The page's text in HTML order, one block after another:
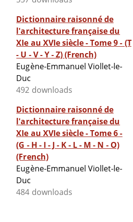
Dictionnaire raisonné de
l'architecture française du
XIe au XVIe siècle - Tome 9 - (T
- U - V - Y - Z) (French)
Eugène-Emmanuel Viollet-le-
Duc
492 downloads
Dictionnaire raisonné de
l'architecture française du
XIe au XVIe siècle - Tome 6 -
(G - H - I - J - K - L - M - N - O)
(French)
Eugène-Emmanuel Viollet-le-
Duc
484 downloads